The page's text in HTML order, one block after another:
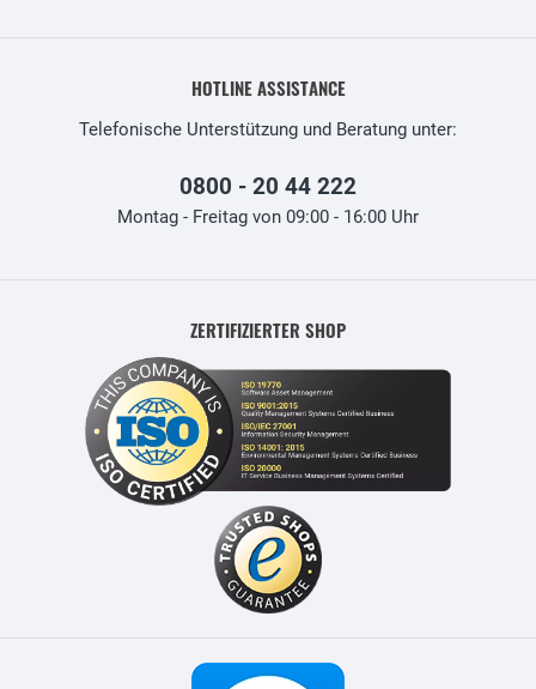
HOTLINE ASSISTANCE
Telefonische Unterstützung und Beratung unter:
0800 - 20 44 222
Montag - Freitag von 09:00 - 16:00 Uhr
ZERTIFIZIERTER SHOP